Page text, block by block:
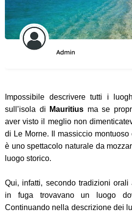
Admin
Impossibile descrivere tutti i
sull’isola di
Mauritius ma se
aver visto il meglio non
di Le Morne. Il massiccio
è uno spettacolo naturale da
luogo storico.
Qui, infatti, secondo tradizioni
in fuga trovavano un luogo
Continuando nella descrizione dei